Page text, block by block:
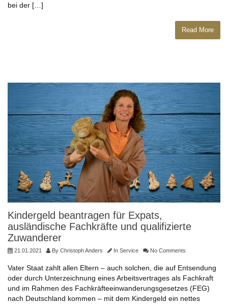
bei der […]
Read More
Kindergeld beantragen für Expats,
ausländische Fachkräfte und qualifizierte
Zuwanderer
21.01.2021 By Christoph Anders In Service No Comments
Vater Staat zahlt allen Eltern – auch solchen, die auf Entsendung
oder durch Unterzeichnung eines Arbeitsvertrages als Fachkraft
und im Rahmen des Fachkräfteeinwanderungsgesetzes (FEG)
nach Deutschland kommen – mit dem Kindergeld ein nettes